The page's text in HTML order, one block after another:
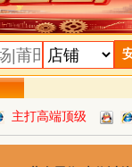
主打高端顶级